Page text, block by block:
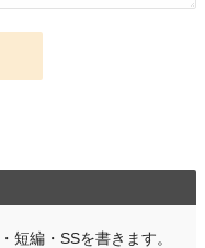
短編・SSを書きます。